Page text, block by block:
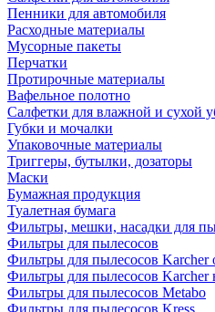
Пенники для автомобиля
Расходные материалы
Мусорные пакеты
Перчатки
Протирочные материалы
Вафельное полотно
Салфетки для влажной и сухой
Губки и мочалки
Упаковочные материалы
Триггеры, бутылки, дозаторы
Маски
Бумажная продукция
Туалетная бумага
Фильтры, мешки, насадки для
Фильтры для пылесосов
Фильтры для пылесосов Karcher
Фильтры для пылесосов Karcher
Фильтры для пылесосов Metabo
Фильтры для пылесосов Kress